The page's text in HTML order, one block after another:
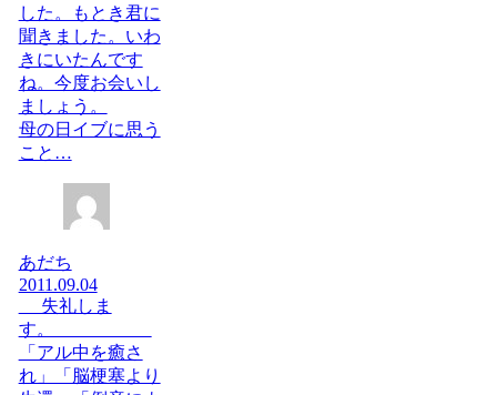
した。もとき君に
聞きました。いわ
きにいたんです
ね。今度お会いし
ましょう。
母の日イブに思う
こと…
あだち
2011.09.04
失礼しま
す。
「アル中を癒さ
れ」「脳梗塞より